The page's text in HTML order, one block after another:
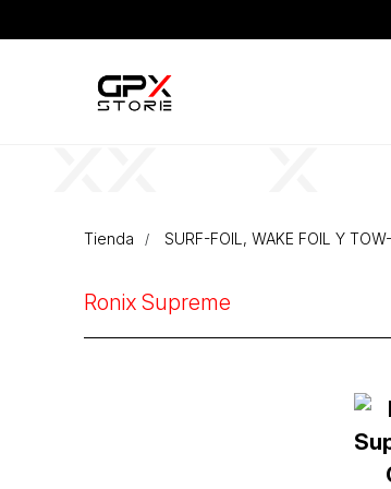
Tienda SURF-FOIL, WAKE FOIL Y
Ronix Supreme